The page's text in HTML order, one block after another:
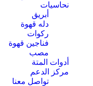
نحاسيات
أبريق
‏دله قهوة
ركوات
فناجين قهوة
مصب
أدوات المتة
مركز الدعم
تواصل معنا